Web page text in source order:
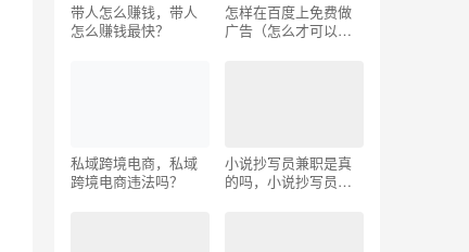
带人怎么赚钱，带人
怎么赚钱最快？
怎样在百度上免费做
广告（怎么才可以在
私域跨境电商，私域
跨境电商违法吗？
小说抄写员兼职是真
的吗，小说抄写员兼